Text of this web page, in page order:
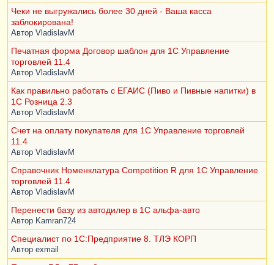
Чеки не выгружались более 30 дней - Ваша касса
заблокирована!
Автор VladislavM
Печатная форма Договор шаблон для 1С Управление
торговлей 11.4
Автор VladislavM
Как правильно работать с ЕГАИС (Пиво и Пивные напитки) в
1С Розница 2.3
Автор VladislavM
Счет на оплату покупателя для 1С Управление торговлей
11.4
Автор VladislavM
Справочник Номенклатура Competition R для 1С Управление
торговлей 11.4
Автор VladislavM
Перенести базу из автодилер в 1С альфа-авто
Автор Kamran724
Специалист по 1С:Предприятие 8. ТЛЭ КОРП
Автор exmail